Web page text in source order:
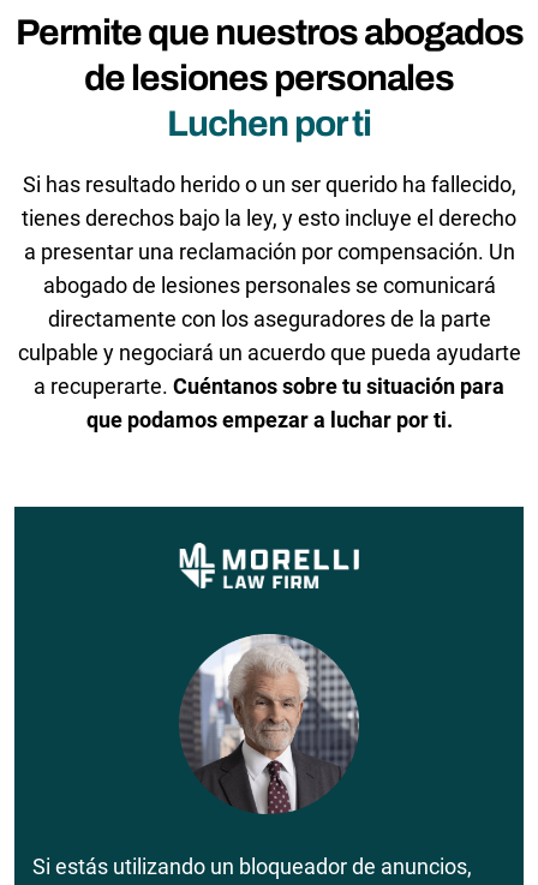
Permite que nuestros abogados
de lesiones personales
Luchen por ti
Si has resultado herido o un ser querido ha fallecido,
tienes derechos bajo la ley, y esto incluye el derecho
a presentar una reclamación por compensación. Un
abogado de lesiones personales se comunicará
directamente con los aseguradores de la parte
culpable y negociará un acuerdo que pueda ayudarte
a recuperarte. Cuéntanos sobre tu situación para
que podamos empezar a luchar por ti.
Si estás utilizando un bloqueador de anuncios,